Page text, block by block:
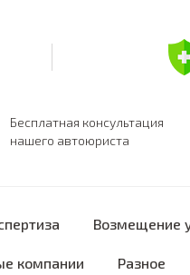
Бесплатная консультация
нашего автоюриста
Возмещение
компании Разное